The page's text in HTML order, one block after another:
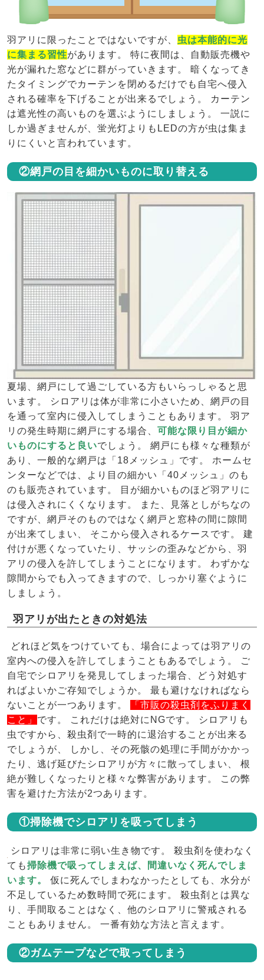
羽アリに限ったことではないですが、 虫は本能的に光
に集まる習性があります。 特に夜間は、自動販売機や
光が漏れた窓などに群がっていきます。 暗くなってき
たタイミングでカーテンを閉めるだけでも自宅へ侵入
される確率を下げることが出来るでしょう。 カーテン
は遮光性の高いものを選ぶようにしましょう。 一説に
しか過ぎませんが、蛍光灯よりもLEDの方が虫は集ま
りにくいと言われています。
②網戸の目を細かいものに取り替える
夏場、網戸にして過ごしている方もいらっしゃると思
います。 シロアリは体が非常に小さいため、網戸の目
を通って室内に侵入してしまうこともあります。 羽ア
リの発生時期に網戸にする場合、 可能な限り目が細か
いものにすると良いでしょう。 網戸にも様々な種類が
あり、一般的な網戸は「18メッシュ」です。 ホームセ
ンターなどでは、より目の細かい「40メッシュ」のも
のも販売されています。 目が細かいものほど羽アリに
は侵入されにくくなります。 また、見落としがちなの
ですが、網戸そのものではなく網戸と窓枠の間に隙間
が出来てしまい、 そこから侵入されるケースです。 建
付けが悪くなっていたり、サッシの歪みなどから、羽
アリの侵入を許してしまうことになります。 わずかな
隙間からでも入ってきますので、しっかり塞ぐように
しましょう。
羽アリが出たときの対処法
どれほど気をつけていても、場合によっては羽アリの
室内への侵入を許してしまうこともあるでしょう。 ご
自宅でシロアリを発見してしまった場合、どう対処す
ればよいかご存知でしょうか。 最も避けなければなら
ないことが一つあります。
「市販の殺虫剤をふりまく
こと」 です。 これだけは絶対にNGです。 シロアリも
虫ですから、殺虫剤で一時的に退治することが出来る
でしょうが、 しかし、その死骸の処理に手間がかかっ
たり、逃げ延びたシロアリが方々に散ってしまい、 根
絶が難しくなったりと様々な弊害があります。 この弊
害を避けた方法が2つあります。
①掃除機でシロアリを吸ってしまう
シロアリは非常に弱い生き物です。 殺虫剤を使わなく
ても掃除機で吸ってしまえば、間違いなく死んでしま
います。
仮に死んでしまわなかったとしても、水分が
不足しているため数時間で死にます。 殺虫剤とは異な
り、手間取ることはなく、他のシロアリに警戒される
こともありません。 一番有効な方法と言えます。
②ガムテープなどで取ってしまう